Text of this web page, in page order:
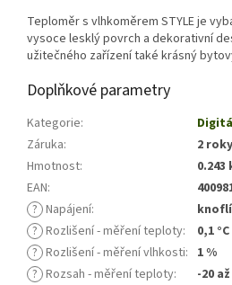
Teploměr s vlhkoměrem STYLE je
vysoce lesklý povrch a dekorativní
užitečného zařízení také krásný
Doplňkové parametry
Kategorie:
Záruka:
2 roky
Hmotnost:
0.243
EAN:
? Napájení:
? Rozlišení - měření teploty:
0,1 °C
? Rozlišení - měření vlhkosti: 1 %
? Rozsah - měření teploty:
-20